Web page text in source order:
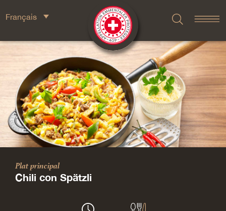
Français
Plat principal
Chili con Spätzli